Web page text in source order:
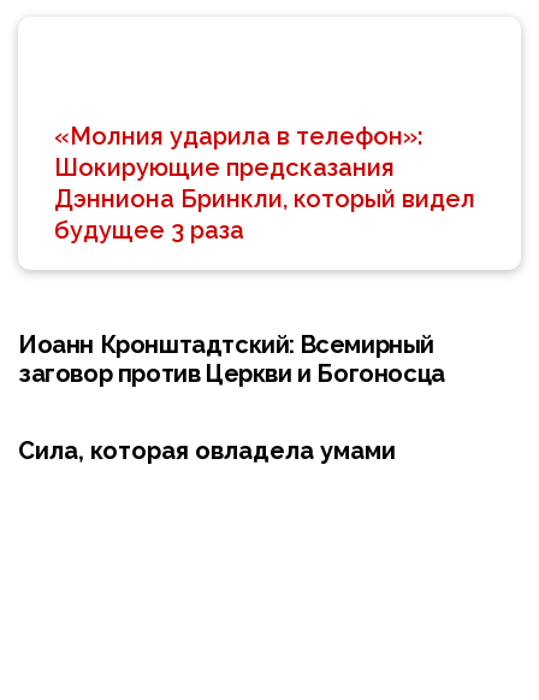
«Молния ударила в телефон»:
Шокирующие предсказания
Дэнниона Бринкли, который видел
будущее 3 раза
Иоанн Кронштадтский: Всемирный
заговор против Церкви и Богоносца
Сила, которая овладела умами